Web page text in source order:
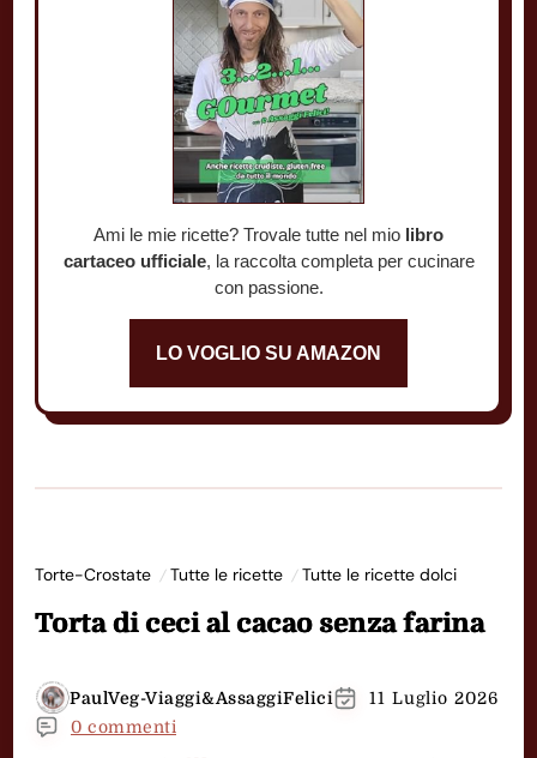
Ami le mie ricette? Trovale tutte nel mio libro
cartaceo ufficiale, la raccolta completa per cucinare
con passione.
LO VOGLIO SU AMAZON
Torte-Crostate Tutte le ricette Tutte le ricette dolci
Torta di ceci al cacao senza farina
PaulVeg-Viaggi&AssaggiFelici
11 Luglio 2026
0 commenti